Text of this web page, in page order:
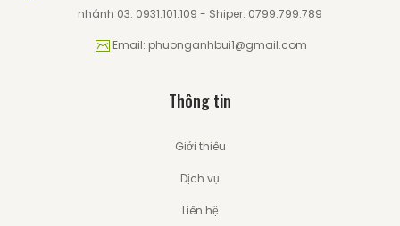
nhánh 03: 0931.101.109 - Shiper: 0799.799.789
Email: phuonganhbui1@gmail.com
Thông tin
Giới thiêu
Dịch vụ
Liên hệ